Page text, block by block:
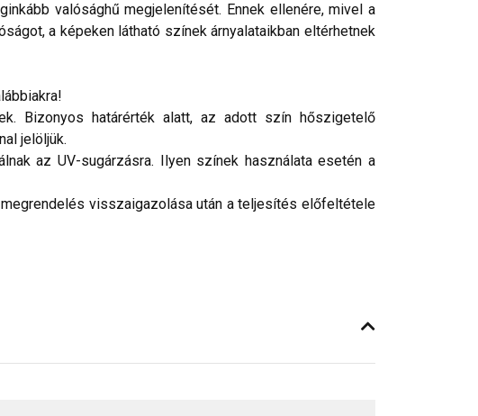
valósághű megjelenítését. Ennek ellenére, mivel a
a képeken látható színek árnyalataikban eltérhetnek
Bizonyos határérték alatt, az adott szín hőszigetelő
jelöljük.
az UV-sugárzásra. Ilyen színek használata esetén a
visszaigazolása után a teljesítés előfeltétele